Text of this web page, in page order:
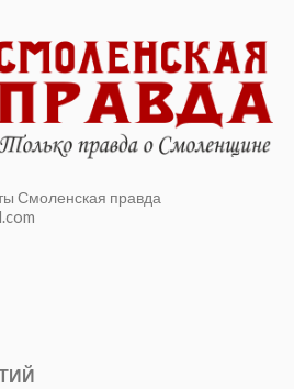
Смоленская правда